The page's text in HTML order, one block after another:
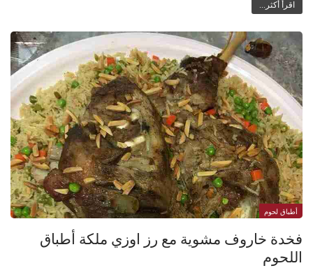
اقرأ أكثر...
أطباق لحوم
فخدة خاروف مشوية مع رز اوزي ملكة أطباق
اللحوم